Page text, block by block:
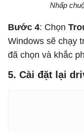
Nhấp
Bước 4: Chọn
Windows sẽ chạy
đã chọn và khắc
5. Cài đặt lại